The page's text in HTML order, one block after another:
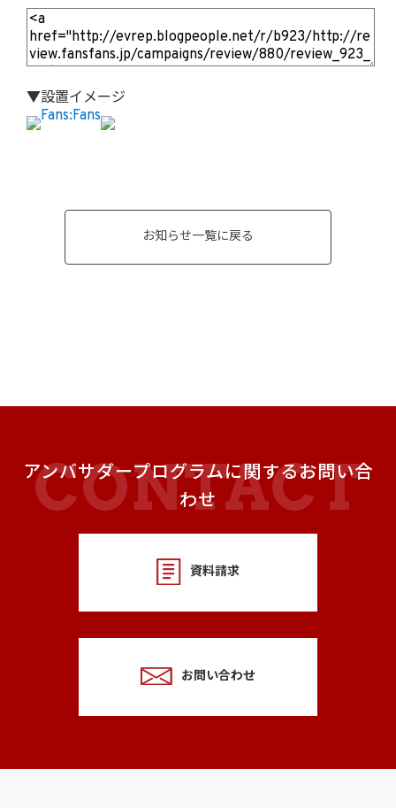
▼設置イメージ
お知らせ一覧に戻る
アンバサダープログラムに関するお問い合
わせ
資料請求
お問い合わせ